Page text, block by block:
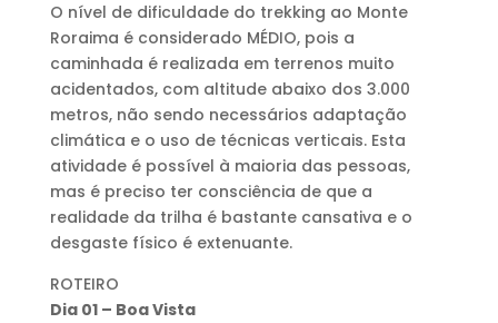
O nível de dificuldade do trekking ao Monte
Roraima é considerado MÉDIO, pois a
caminhada é realizada em terrenos muito
acidentados, com altitude abaixo dos 3.000
metros, não sendo necessários adaptação
climática e o uso de técnicas verticais. Esta
atividade é possível à maioria das pessoas,
mas é preciso ter consciência de que a
realidade da trilha é bastante cansativa e o
desgaste físico é extenuante.
ROTEIRO
Dia 01 – Boa Vista